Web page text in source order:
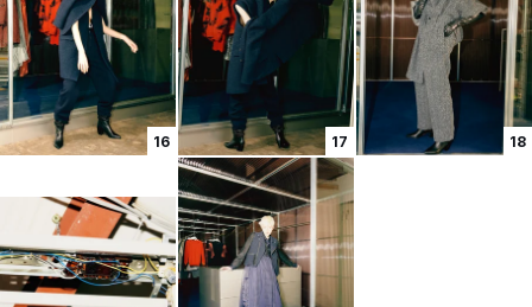
16 17 18